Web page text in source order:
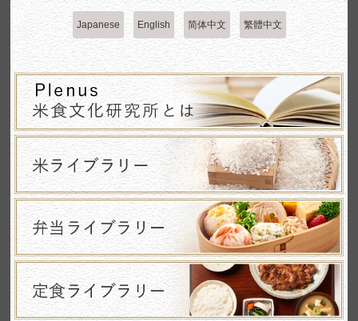
Japanese English 简体中文 繁體中文